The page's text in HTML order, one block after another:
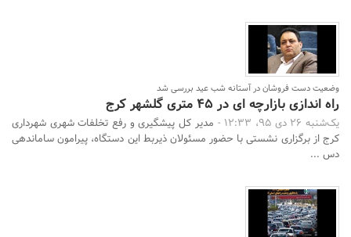
وضعیت دست فروشان در آستانه شب عید بررسی شد
راه اندازی بازارچه ای در 45 متری گلشهر کرج
یک‌شنبه 26 دی 95، 12:33 -
مدیر کل پیشگیری و رفع تخلفات شهری شهرداری
کرج از برگزاری نشستی با حضور مسئولان ذیربط این دستگاه، پیرامون ساماندهی
دس ...